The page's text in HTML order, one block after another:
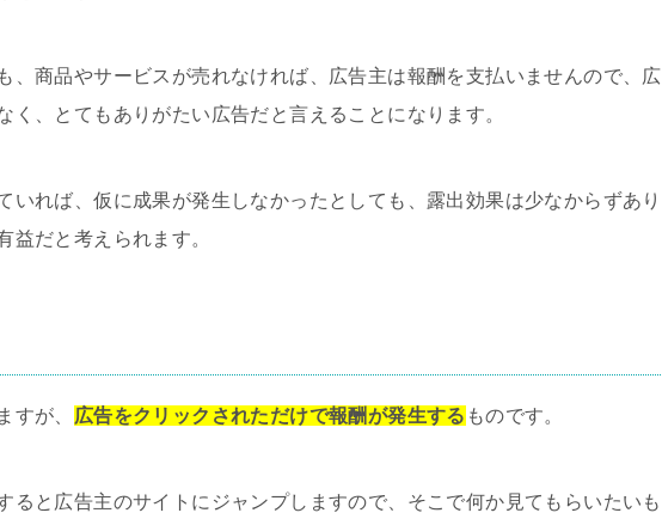
、商品やサービスが売れなければ、広告主は報酬を支払いませんので、広
く、とてもありがたい広告だと言えることになります。
いれば、仮に成果が発生しなかったとしても、露出効果は少なからずあり
益だと考えられます。
すが、 広告をクリックされただけで報酬が発生する ものです。
ると広告主のサイトにジャンプしますので、そこで何か見てもらいたいも